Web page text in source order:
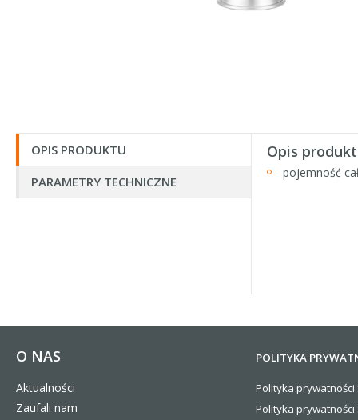
OPIS PRODUKTU
PARAMETRY TECHNICZNE
Opis
pojemność
O NAS
Aktualności
Zaufali nam
POLITYKA
Polityka prywatności
Polityka